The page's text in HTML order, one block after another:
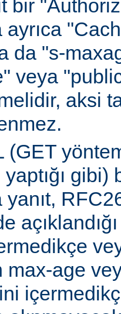
bir
ayrıca
da "s-
veya
aksi
(GET
max-age